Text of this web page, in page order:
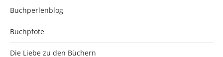
Buchperlenblog
Buchpfote
Die Liebe zu den Büchern